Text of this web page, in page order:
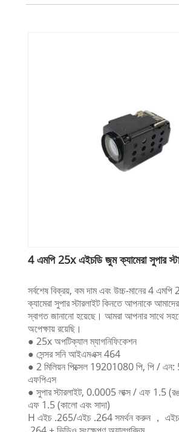
4 এমপি 25x এইচডি জুম ক্যামেরা সুপার
সর্বশেষ বিক্রয়, কম দাম এবং উচ্চ-মানের 4
ক্যামেরা সুপার স্টারলাইট কিনতে আপনাকে
স্বাগত জানানো হয়েছে। আমরা আপনার সাথে
অপেক্ষায় রয়েছি।
● 25x অপটিক্যাল ম্যাগনিফিকেশন
● সেন্সর সনি আইএমএক্স 464
● 2 মিলিয়ন পিক্সেল 19201080 পি, পি /
এফপিএস
● সুপার স্টারলাইট, 0.0005 লাক্স / এফ 1.5
এফ 1.5 (কালো এবং সাদা)
H এইচ .265/এইচ .264 সমর্থন করুন ，